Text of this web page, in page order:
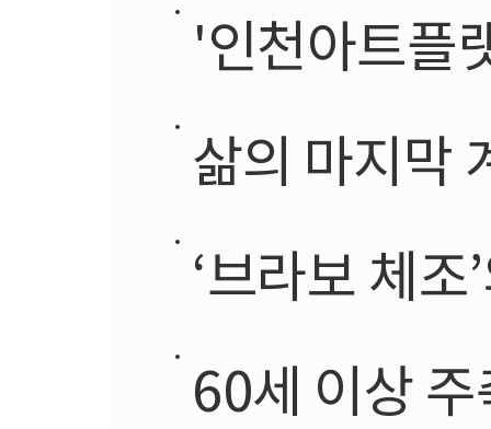
'인천아트플
삶의 마지막
‘브라보 체
60세 이상